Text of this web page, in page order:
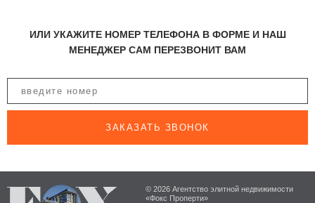
ИЛИ УКАЖИТЕ НОМЕР ТЕЛЕФОНА В ФОРМЕ И НАШ
МЕНЕДЖЕР САМ ПЕРЕЗВОНИТ ВАМ
ЗАКАЗАТЬ ЗВОНОК
© 2026 Агентство элитной недвижимости
«Фокс Проперти»